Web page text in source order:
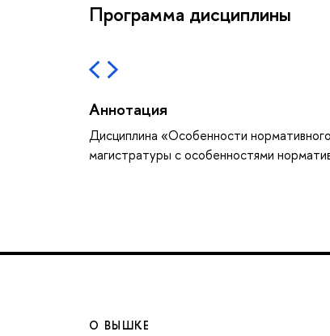
Программа дисциплины
Аннотация
Дисциплина «Особенности
магистратуры с особенностями
О ВЫШКЕ